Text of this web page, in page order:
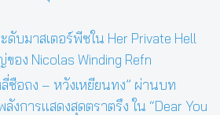
บมาสเตอร์พีซใน Her Private Hell
อง Nicolas Winding Refn
ซือถง – หวังเหยียนทง” ผ่านบท
การแสดงสุดตราตรึง ใน “Dear You